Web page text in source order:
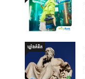
ឃ្លាំង​គំនិត